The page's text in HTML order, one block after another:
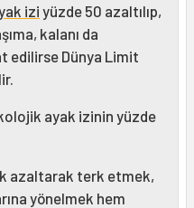
izi yüzde 50 azaltılıp,
kalanı da
edilirse Dünya Limit
ayak izinin yüzde
azaltarak terk etmek,
yönelmek hem